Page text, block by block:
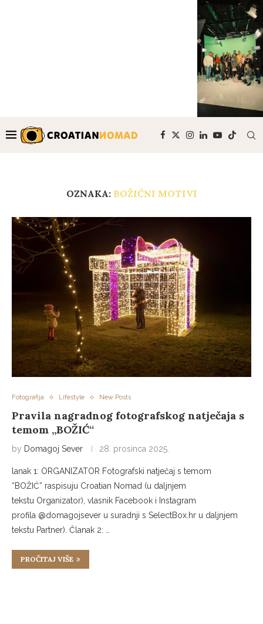
OZNAKA: BOŽIĆNI MOTIVI
Fotografija Lifestyle New Posts
Pravila nagradnog fotografskog natječaja s
temom „BOŽIĆ“
by Domagoj Sever 28. prosinca 2025.
lanak 1: ORGANIZATOR Fotografski natječaj s temom
“BOŽIĆ” raspisuju Croatian Nomad (u daljnjem
tekstu Organizator), vlasnik Facebook i Instagram
profila @domagojsever u suradnji s SelectBox.hr u daljnjem
tekstu Partner). Članak 2: …
PROČITAJ VIŠE